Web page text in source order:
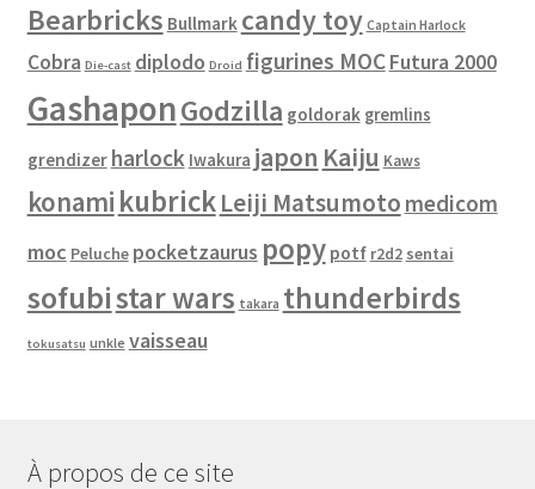
Bearbricks Bullmark candy toy Captain Harlock
Cobra Die-cast diplodo Droid figurines MOCFutura 2000
GashaponGodzilla goldorak gremlins
grendizer harlock Iwakura japon Kaiju Kaws
konami kubrickLeiji Matsumoto medicom
moc Peluche pocketzaurus popy potf r2d2 sentai
sofubistar wars takara thunderbirds
tokusatsu unkle vaisseau
À propos de ce site